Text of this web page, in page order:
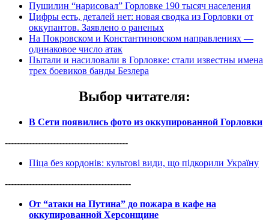
Пушилин “нарисовал” Горловке 190 тысяч населения
Цифры есть, деталей нет: новая сводка из Горловки от
оккупантов. Заявлено о раненых
На Покровском и Константиновском направлениях —
одинаковое число атак
Пытали и насиловали в Горловке: стали известны имена
трех боевиков банды Безлера
Выбор читателя:
В Сети появились фото из оккупированной Горловки
-----------------------------------------
Піца без кордонів: культові види, що підкорили Україну
------------------------------------------
От “атаки на Путина” до пожара в кафе на
оккупированной Херсонщине